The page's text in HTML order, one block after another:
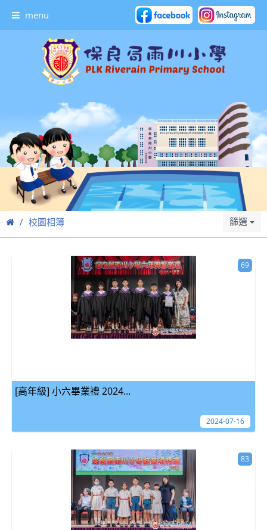
menu
校園相簿 篩選
[高年級] 小六畢業禮 2024...
69
2024-07-16
83